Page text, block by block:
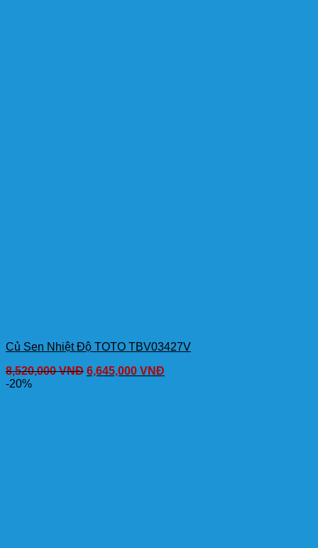
Củ Sen Nhiệt Độ TOTO TBV03427V
8,520,000VNĐ 6,645,000 VNĐ
-20%